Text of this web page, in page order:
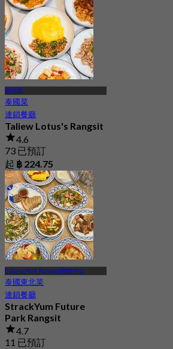
起฿ 350
龍仔厝
泰國菜
連鎖餐廳
Taliew Lotus's Rangsit
4.6
73 已預訂
起 ฿ 224.75
Future Park Rangsit購物中心
泰國東北菜
連鎖餐廳
StrackYum Future
Park Rangsit
4.7
11 已預訂